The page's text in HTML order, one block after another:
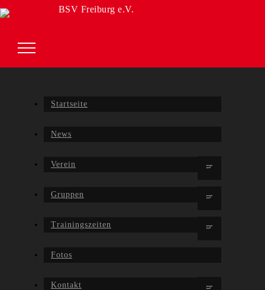
BSV Freiburg e.V.
Startseite
News
Verein
Gruppen
Trainingszeiten
Fotos
Kontakt